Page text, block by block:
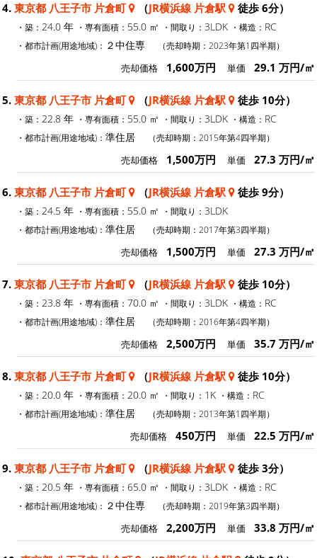
4. 東京都 八王子市 片倉町 （JR横浜線 片倉駅 徒歩 6分）
・築： 24.0 年 ・専有面積： 55.0 ㎡ ・間取り： 3LDK ・構造： RC
・都市計画(用途地域)： ２中住専 （売却時期：2023年第1四半期）
売却価格 1,600万円 単価 29.1 万円/㎡
5. 東京都 八王子市 片倉町 （JR横浜線 片倉駅 徒歩 10分）
・築： 22.8 年 ・専有面積： 55.0 ㎡ ・間取り： 3LDK ・構造： RC
・都市計画(用途地域)： 準住居 （売却時期：2015年第4四半期）
売却価格 1,500万円 単価 27.3 万円/㎡
6. 東京都 八王子市 片倉町 （JR横浜線 片倉駅 徒歩 9分）
・築： 24.5 年 ・専有面積： 55.0 ㎡ ・間取り： 3LDK
・都市計画(用途地域)： 準住居 （売却時期：2017年第3四半期）
売却価格 1,500万円 単価 27.3 万円/㎡
7. 東京都 八王子市 片倉町 （JR横浜線 片倉駅 徒歩 10分）
・築： 23.8 年 ・専有面積： 70.0 ㎡ ・間取り： 3LDK ・構造： RC
・都市計画(用途地域)： 準住居 （売却時期：2016年第4四半期）
売却価格 2,500万円 単価 35.7 万円/㎡
8. 東京都 八王子市 片倉町 （JR横浜線 片倉駅 徒歩 10分）
・築： 20.0 年 ・専有面積： 20.0 ㎡ ・間取り： 1K ・構造： RC
・都市計画(用途地域)： 準住居 （売却時期：2013年第1四半期）
売却価格 450万円 単価 22.5 万円/㎡
9. 東京都 八王子市 片倉町 （JR横浜線 片倉駅 徒歩 3分）
・築： 20.5 年 ・専有面積： 65.0 ㎡ ・間取り： 3LDK ・構造： RC
・都市計画(用途地域)： ２中住専 （売却時期：2019年第3四半期）
売却価格 2,200万円 単価 33.8 万円/㎡